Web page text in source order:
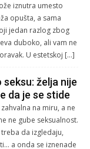
iznutra umesto
opušta, a sama
jedan razlog zbog
duboko, ali vam ne
U estetskoj […]
želja nije
da je se stide
na miru, a ne
ne gube seksualnost.
da izgledaju,
a onda se iznenade